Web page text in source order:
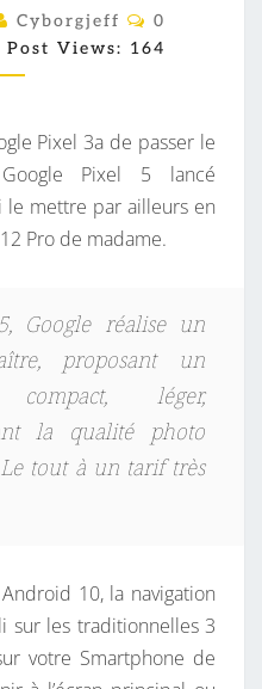
O
E
T
P
Cyborgjeff
C
M
A
I
R
E
0
Post Views: 164
Pixel 3a de passer le
Pixel 5 lancé
le mettre par ailleurs en
Pro de madame.
Google réalise un
proposant un
compact, léger,
la qualité photo
tout à un tarif très
10, la navigation
sur les traditionnelles 3
votre Smartphone de